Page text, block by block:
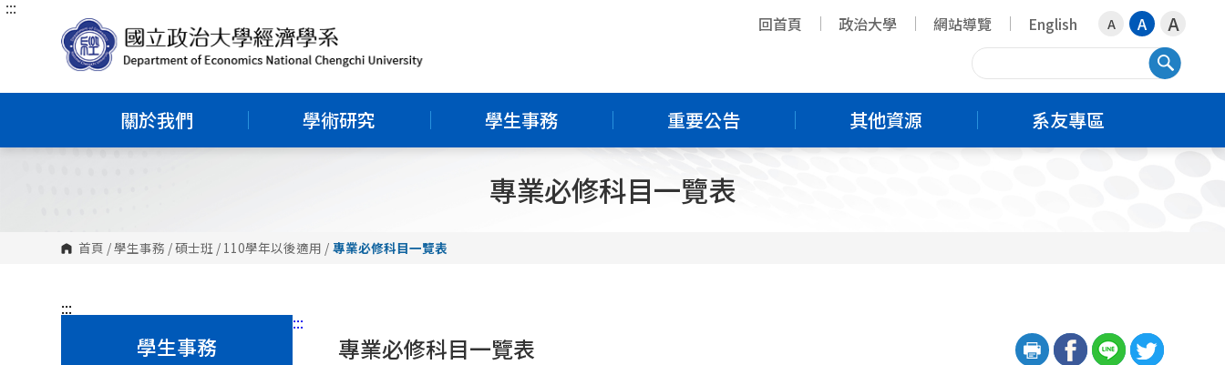
跳
區
:::
回首頁 政治大學 網站導覽 English A A A
關於我們 學術研究 學生事務 重要公告 其他資源 系友專區
專業必修科目一覽表
首頁 /學生事務 /碩士班 / 110學年以後適用 / 專業必修科目一覽表
:::
學生事務
:::
專業必修科目一覽表